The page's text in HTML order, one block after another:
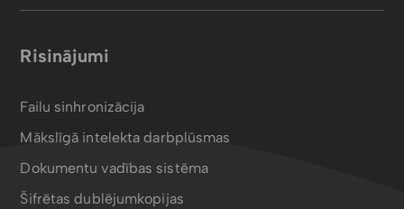
Risinājumi
Failu sinhronizācija
Mākslīgā intelekta darbplūsmas
Dokumentu vadības sistēma
Šifrētas dublējumkopijas